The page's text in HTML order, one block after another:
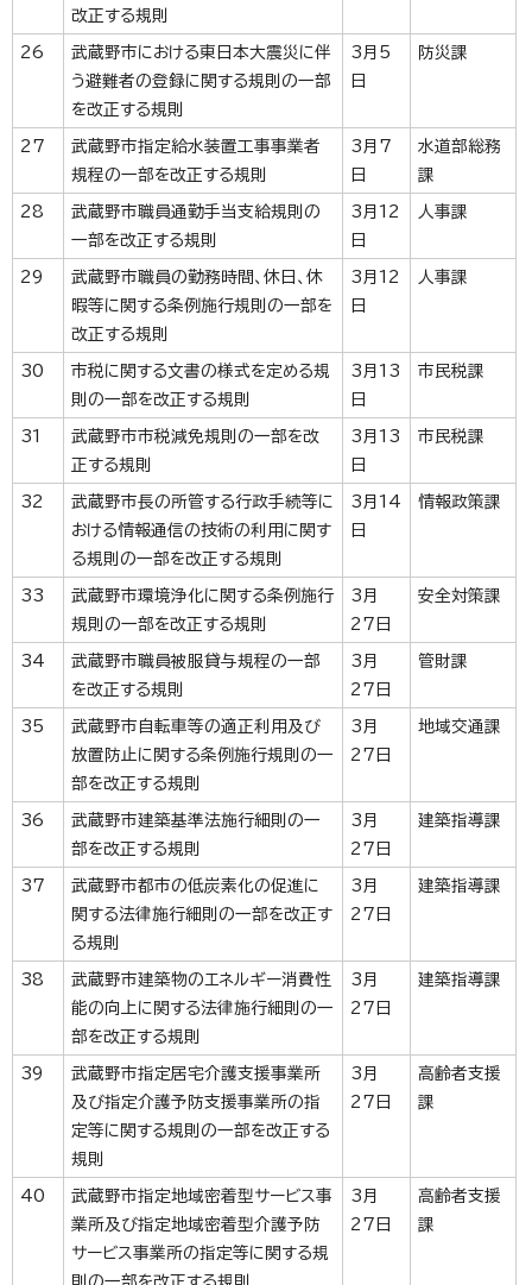
改正する規則
26
武蔵野市における東日本大震災に伴
う避難者の登録に関する規則の一部
を改正する規則
3月5
日
防災課
27
武蔵野市指定給水装置工事事業者
規程の一部を改正する規則
3月7
日
水道部総務
課
28
武蔵野市職員通勤手当支給規則の
一部を改正する規則
3月12
日
人事課
29
武蔵野市職員の勤務時間、休日、休
暇等に関する条例施行規則の一部を
改正する規則
3月12
日
人事課
30
市税に関する文書の様式を定める規
則の一部を改正する規則
3月13
日
市民税課
31
武蔵野市市税減免規則の一部を改
正する規則
3月13
日
市民税課
32
武蔵野市長の所管する行政手続等に
おける情報通信の技術の利用に関す
る規則の一部を改正する規則
3月14
日
情報政策課
33
武蔵野市環境浄化に関する条例施行
規則の一部を改正する規則
3月
27日
安全対策課
34
武蔵野市職員被服貸与規程の一部
を改正する規則
3月
27日
管財課
35
武蔵野市自転車等の適正利用及び
放置防止に関する条例施行規則の一
部を改正する規則
3月
27日
地域交通課
36
武蔵野市建築基準法施行細則の一
部を改正する規則
3月
27日
建築指導課
37
武蔵野市都市の低炭素化の促進に
関する法律施行細則の一部を改正す
る規則
3月
27日
建築指導課
38
武蔵野市建築物のエネルギー消費性
能の向上に関する法律施行細則の一
部を改正する規則
3月
27日
建築指導課
39
武蔵野市指定居宅介護支援事業所
及び指定介護予防支援事業所の指
定等に関する規則の一部を改正する
規則
3月
27日
高齢者支援
課
40
武蔵野市指定地域密着型サービス事
業所及び指定地域密着型介護予防
サービス事業所の指定等に関する規
則の一部を改正する規則
3月
27日
高齢者支援
課